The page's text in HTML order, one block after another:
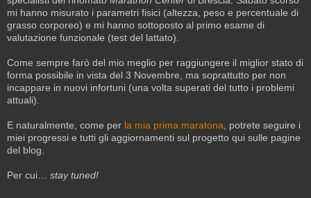
mi hanno misurato i parametri fisici (altezza, peso e percentuale di
grasso corporeo) e mi hanno sottoposto al primo esame di
valutazione funzionale (test del lattato).
Come sempre farò del mio meglio per raggiungere il miglior stato di
forma possibile in vista del 3 Novembre, ma soprattutto per non
incappare in nuovi infortuni (una volta superati del tutto i problemi
attuali).
E naturalmente, come per la mia prima maratona , potrete seguire i
miei progressi e tutti gli aggiornamenti sul progetto qui sulle pagine
del blog.
Per cui… stay tuned!